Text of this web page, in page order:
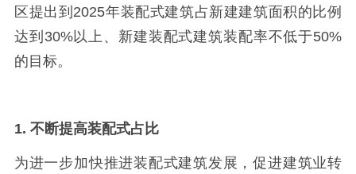
区提出到 2025年装配式建筑占新建建筑面积的比例
达到 30%以上、新建装配式建筑装配率不低于50%
的目标。
1. 不断提高装配式占比
为进一步加快推进装配式建筑发展，促进建筑业转